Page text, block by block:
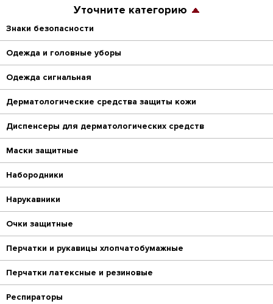
Уточните категорию
Знаки безопасности
Одежда и головные уборы
Одежда сигнальная
Дерматологические средства защиты кожи
Диспенсеры для дерматологических средств
Маски защитные
Набородники
Нарукавники
Очки защитные
Перчатки и рукавицы хлопчатобумажные
Перчатки латексные и резиновые
Респираторы